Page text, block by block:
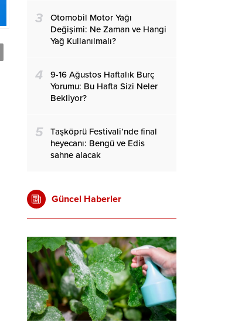
3
Otomobil Motor Yağı
Değişimi: Ne Zaman ve Hangi
Yağ Kullanılmalı?
4
9-16 Ağustos Haftalık Burç
Yorumu: Bu Hafta Sizi Neler
Bekliyor?
5
Taşköprü Festivali’nde final
heyecanı: Bengü ve Edis
sahne alacak
Güncel Haberler